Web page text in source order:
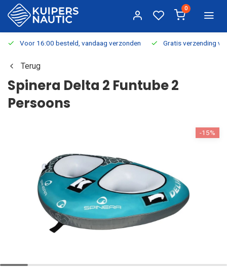
0
Voor 16:00 besteld, vandaag verzonden Gratis verzending
Terug
Spinera Delta 2 Funtube 2
Persoons
-15%